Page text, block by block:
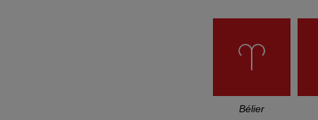
Bélier